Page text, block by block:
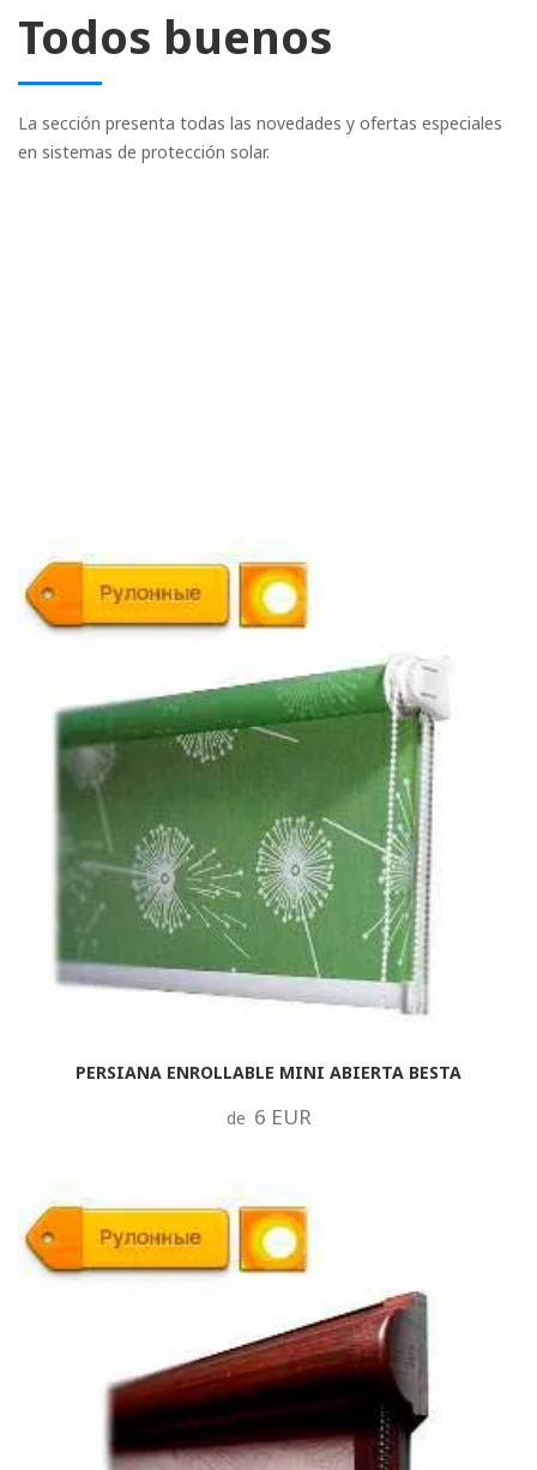
Todos buenos
La sección presenta todas las novedades y ofertas especiales
en sistemas de protección solar.
PERSIANA ENROLLABLE MINI ABIERTA BESTA
de 6 EUR